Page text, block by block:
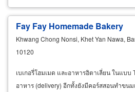
Fay Fay Homemade Bakery
Khwang Chong Nonsi, Khet Yan Nawa,
10120
เบเกอรี่โฮมเมด และอาหารอิตาเลี่ยน ในแบบ
อาหาร (delivery) อีกทั้งยังมีคอร์สสอนทำขน